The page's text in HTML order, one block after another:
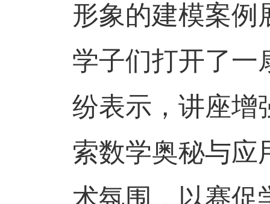
形象的建模案例
学子们打开了一
纷表示，讲座增
索数学奥秘与应
术氛围，以赛促